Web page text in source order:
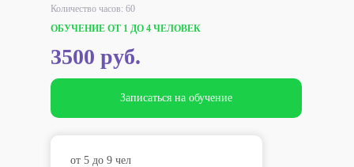
Количество часов: 60
Записаться на обучение
ОБУЧЕНИЕ ОТ 1 ДО 4 ЧЕЛОВЕК
3500 руб.
от 5 до 9 чел